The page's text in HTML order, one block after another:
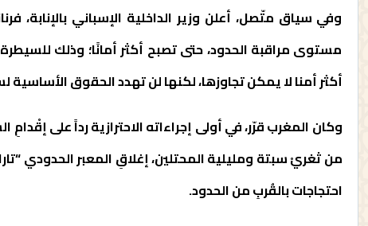
وفي سياق متّصل، أعلن وزير الداخلية الإسباني بالإنابة،
مستوى مراقبة الحدود، حتى تصبح أكثر أمانًا؛ وذلك
أكثر أمنا لا يمكن تجاوزها، لكنها لن تهدد الحقوق الأساسية
وكان المغرب قرّر، في أولى إجراءاته الاحترازية رداً على
من ثغريْ سبتة ومليلية المحتلين، إغلاقِ المعبر الحدودي
احتجاجات بالقُربِ من الحدود.